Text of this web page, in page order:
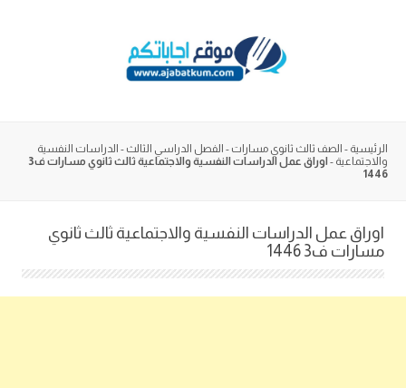
الرئيسية - الصف ثالث ثانوي مسارات - الفصل الدراسي الثالث - الدراسات النفسية
والاجتماعية -
اوراق عمل الدراسات النفسية والاجتماعية ثالث ثانوي مسارات ف3
1446
اوراق عمل الدراسات النفسية والاجتماعية ثالث ثانوي
مسارات ف3 1446